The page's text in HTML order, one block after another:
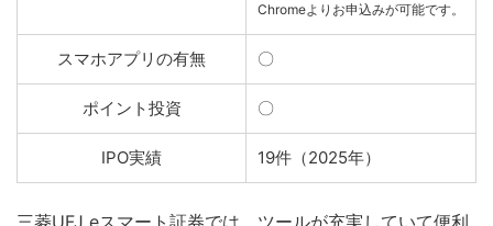
Chromeよりお申込みが可能です。
スマホアプリの有無 〇
ポイント投資 〇
IPO実績 19件（2025年）